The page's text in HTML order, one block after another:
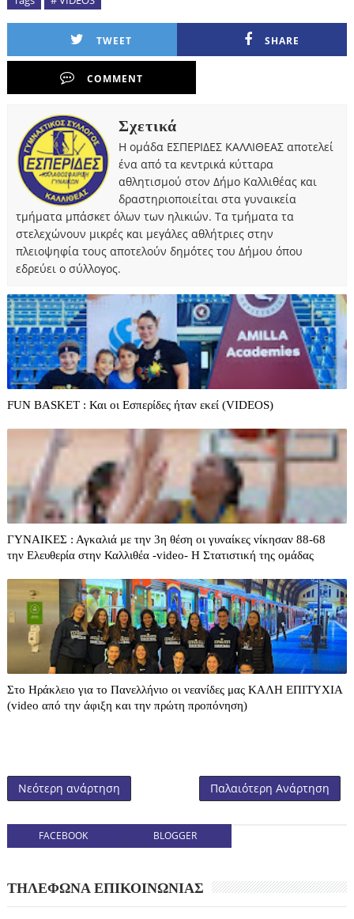
TWEET SHARE
COMMENT
Σχετικά
Η ομάδα ΕΣΠΕΡΙΔΕΣ ΚΑΛΛΙΘΕΑΣ αποτελεί
ένα από τα κεντρικά κύτταρα
αθλητισμού στον Δήμο Καλλιθέας και
δραστηριοποιείται στα γυναικεία
τμήματα μπάσκετ όλων των ηλικιών. Τα τμήματα τα
στελεχώνουν μικρές και μεγάλες αθλήτριες στην
πλειοψηφία τους αποτελούν δημότες του Δήμου όπου
εδρεύει ο σύλλογος.
FUN BASKET : Και οι Εσπερίδες ήταν εκεί (VIDEOS)
ΓΥΝΑΙΚΕΣ : Αγκαλιά με την 3η θέση οι γυναίκες νίκησαν 88-68
την Ελευθερία στην Καλλιθέα -video- H Στατιστική της ομάδας
Στο Ηράκλειο για το Πανελλήνιο οι νεανίδες μας ΚΑΛΗ ΕΠΙΤΥΧΙΑ
(video από την άφιξη και την πρώτη προπόνηση)
Νεότερη ανάρτηση Παλαιότερη Ανάρτηση
FACEBOOK BLOGGER
ΤΗΛΕΦΩΝΑ ΕΠΙΚΟΙΝΩΝΙΑΣ